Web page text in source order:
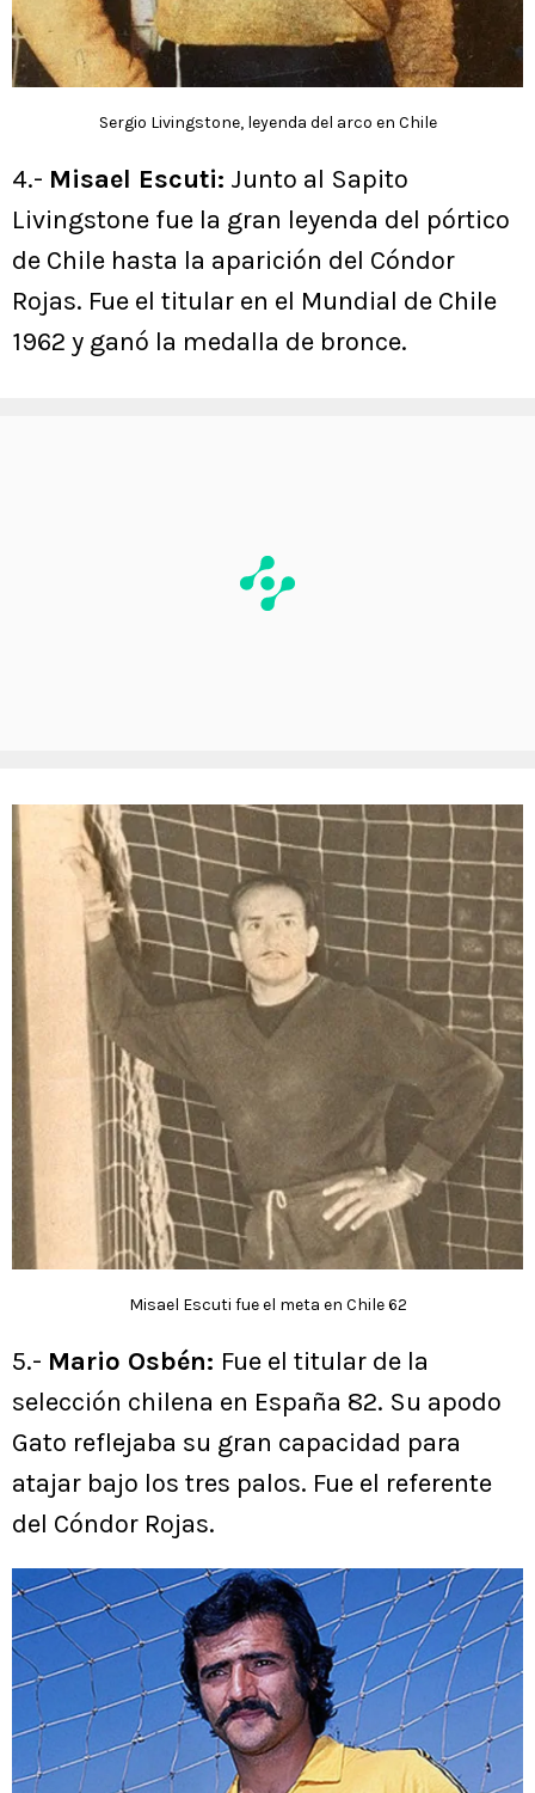
Sergio Livingstone, leyenda del arco en Chile
4.- Misael Escuti: Junto al Sapito
Livingstone fue la gran leyenda del pórtico
de Chile hasta la aparición del Cóndor
Rojas. Fue el titular en el Mundial de Chile
1962 y ganó la medalla de bronce.
Misael Escuti fue el meta en Chile 62
5.- Mario Osbén: Fue el titular de la
selección chilena en España 82. Su apodo
Gato reflejaba su gran capacidad para
atajar bajo los tres palos. Fue el referente
del Cóndor Rojas.